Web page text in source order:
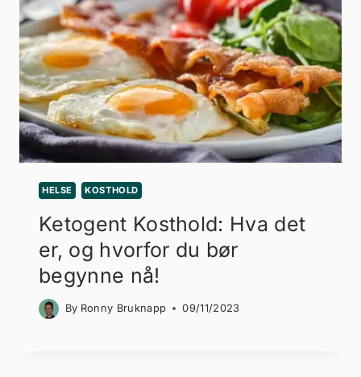
HELSE KOSTHOLD
Ketogent Kosthold: Hva det
er, og hvorfor du bør
begynne nå!
By Ronny Bruknapp 09/11/2023